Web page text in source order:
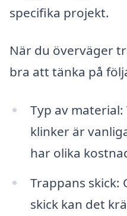
specifika projekt.
När du överväger
bra att tänka på
Typ av
klinker är
har olika
Trappans skick:
skick kan det